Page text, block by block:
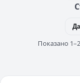
Показано